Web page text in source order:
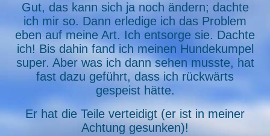
Gut, das kann sich ja noch ändern; dachte
ich mir so. Dann erledige ich das Problem
eben auf meine Art. Ich entsorge sie. Dachte
ich! Bis dahin fand ich meinen Hundekumpel
super. Aber was ich dann sehen musste, hat
fast dazu geführt, dass ich rückwärts
gespeist hätte.
Er hat die Teile verteidigt (er ist in meiner
Achtung gesunken)!